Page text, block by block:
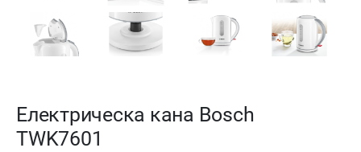
Електрическа кана Bosch
TWK7601